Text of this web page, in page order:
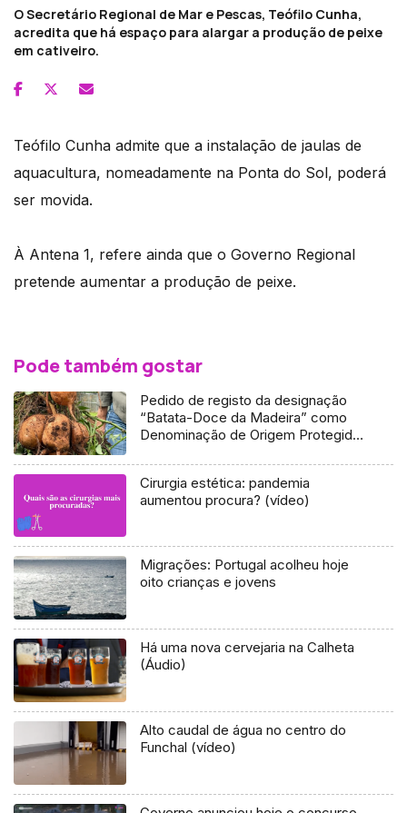
O Secretário Regional de Mar e Pescas, Teófilo Cunha,
acredita que há espaço para alargar a produção de peixe
em cativeiro.
Teófilo Cunha admite que a instalação de jaulas de
aquacultura, nomeadamente na Ponta do Sol, poderá
ser movida.
À Antena 1, refere ainda que o Governo Regional
pretende aumentar a produção de peixe.
Pode também gostar
Pedido de registo da designação
“Batata-Doce da Madeira” como
Denominação de Origem Protegida
Cirurgia estética: pandemia
aumentou procura? (vídeo)
Migrações: Portugal acolheu hoje
oito crianças e jovens
Há uma nova cervejaria na Calheta
(Áudio)
Alto caudal de água no centro do
Funchal (vídeo)